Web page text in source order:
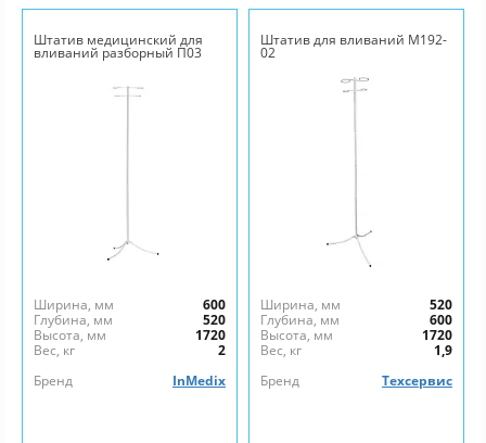
Штатив медицинский для
вливаний разборный П03
Ширина, мм
600
Глубина, мм
520
Высота, мм
1720
Вес, кг
2
Бренд
InMedix
Штатив для вливаний М192-
02
Ширина, мм
520
Глубина, мм
600
Высота, мм
1720
Вес, кг
1,9
Бренд
Техсервис